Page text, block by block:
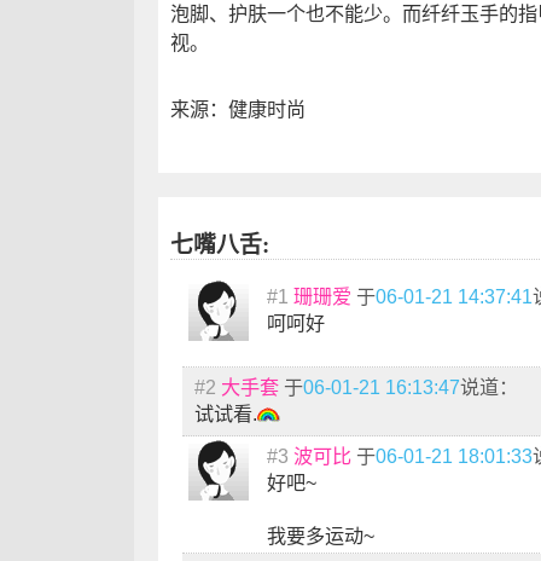
泡脚、护肤一个也不能少。而纤纤玉手的
视。
来源：健康时尚
七嘴八舌:
#1 珊珊爱 于06-01-21 14:37:41
呵呵好
#2 大手套 于06-01-21 16:13:47说道：
试试看.
#3 波可比 于06-01-21 18:01:33
好吧~
我要多运动~